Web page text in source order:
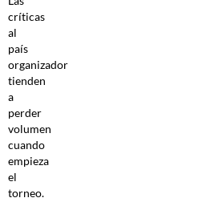
críticas
al
país
organizador
tienden
a
perder
volumen
cuando
empieza
el
torneo.